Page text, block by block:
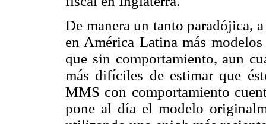
De manera un tanto paradójica,
en América Latina más
que sin comportamiento, aun
más difíciles de estimar que
MMS con comportamiento
pone al día el modelo